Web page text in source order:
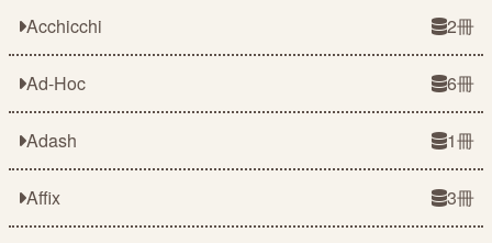
Acchicchi 2冊
Ad-Hoc 6冊
Adash 1冊
Affix 3冊